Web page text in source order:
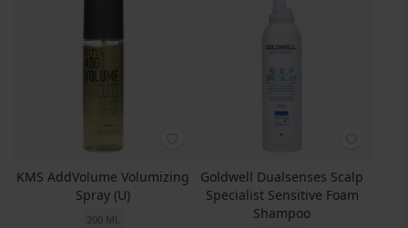
KMS AddVolume Volumizing
Spray (U)
200 ML
Goldwell Dualsenses Scalp
Specialist Sensitive Foam
Shampoo